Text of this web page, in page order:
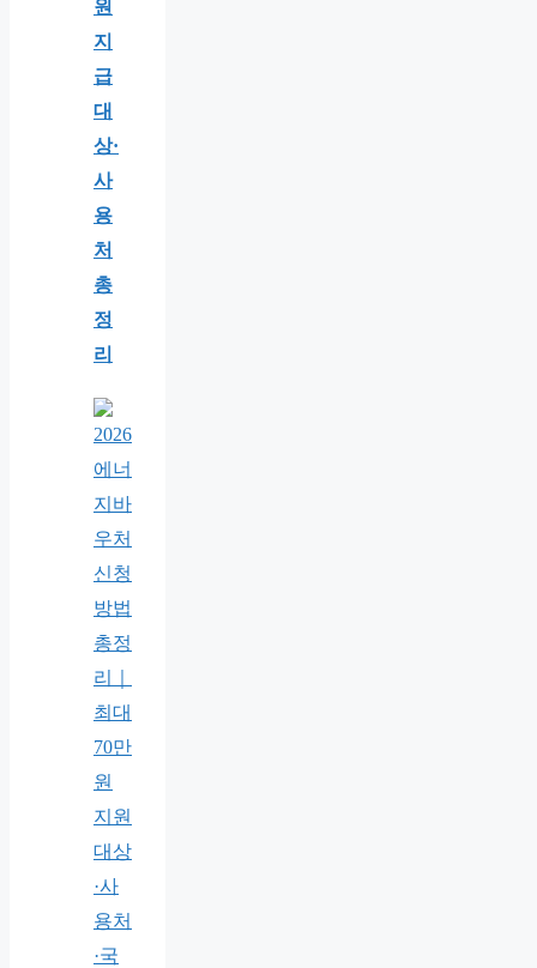
원
지
급
대
상·
사
용
처
총
정
리